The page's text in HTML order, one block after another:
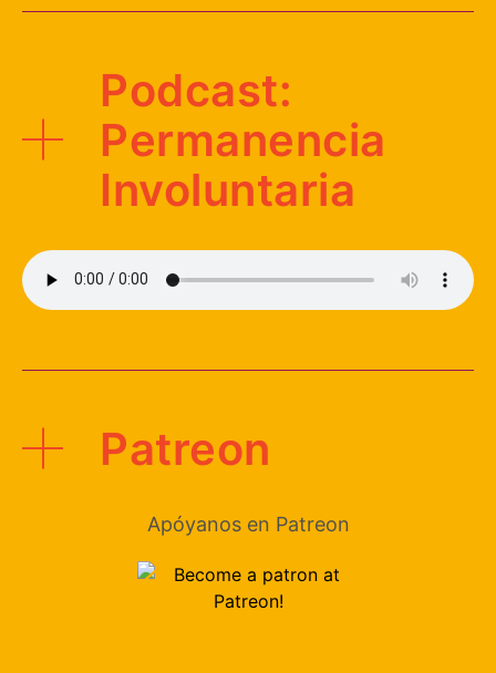
Podcast:
Permanencia
Involuntaria
Patreon
Apóyanos en Patreon